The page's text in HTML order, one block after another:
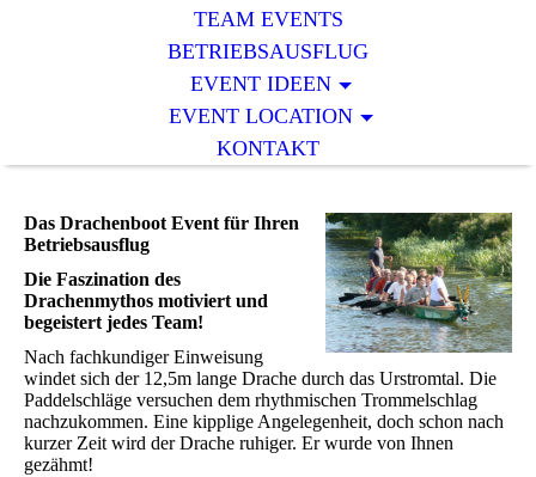
TEAM EVENTS
BETRIEBSAUSFLUG
EVENT IDEEN
EVENT LOCATION
KONTAKT
Das Drachenboot Event für Ihren
Betriebsausflug
Die Faszination des
Drachenmythos motiviert und
begeistert jedes Team!
Nach fachkundiger Einweisung
windet sich der 12,5m lange Drache durch das Urstromtal. Die
Paddelschläge versuchen dem rhythmischen Trommelschlag
nachzukommen. Eine kipplige Angelegenheit, doch schon nach
kurzer Zeit wird der Drache ruhiger. Er wurde von Ihnen
gezähmt!